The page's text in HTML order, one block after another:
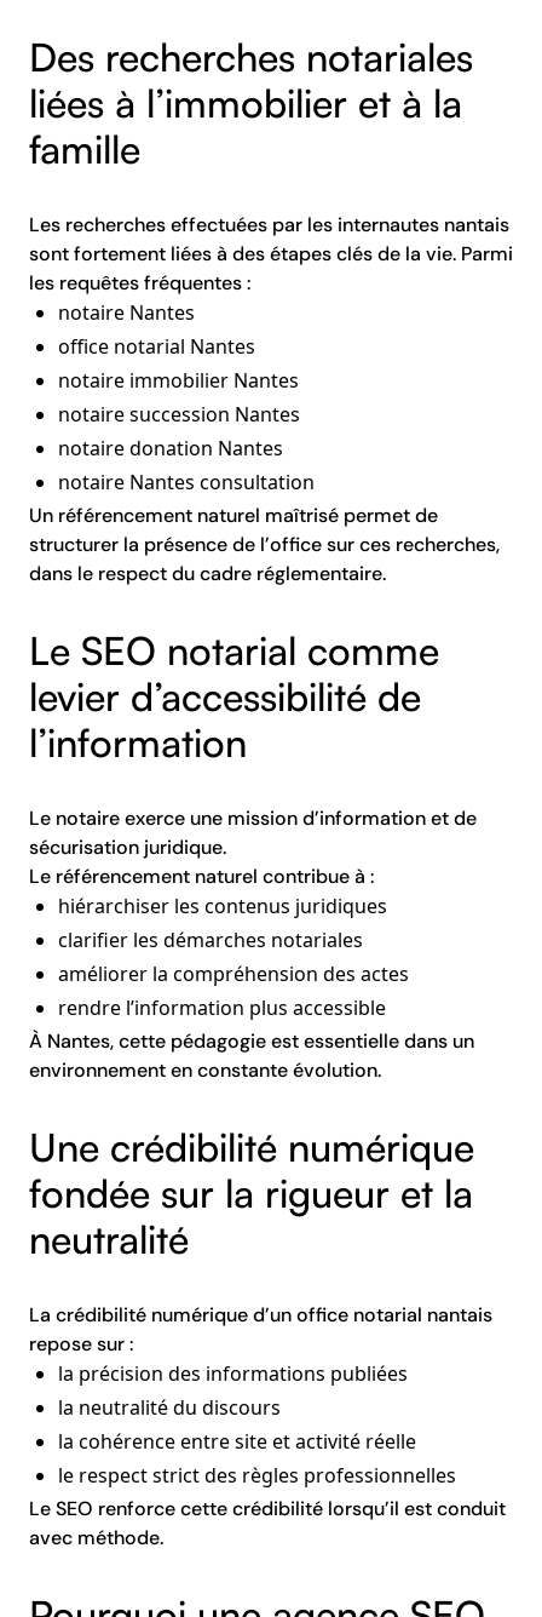
Des recherches notariales
liées à l’immobilier et à la
famille
Les recherches effectuées par les internautes nantais
sont fortement liées à des étapes clés de la vie. Parmi
les requêtes fréquentes :
notaire Nantes
office notarial Nantes
notaire immobilier Nantes
notaire succession Nantes
notaire donation Nantes
notaire Nantes consultation
Un référencement naturel maîtrisé permet de
structurer la présence de l’office sur ces recherches,
dans le respect du cadre réglementaire.
Le SEO notarial comme
levier d’accessibilité de
l’information
Le notaire exerce une mission d’information et de
sécurisation juridique.
Le référencement naturel contribue à :
hiérarchiser les contenus juridiques
clarifier les démarches notariales
améliorer la compréhension des actes
rendre l’information plus accessible
À Nantes, cette pédagogie est essentielle dans un
environnement en constante évolution.
Une crédibilité numérique
fondée sur la rigueur et la
neutralité
La crédibilité numérique d’un office notarial nantais
repose sur :
la précision des informations publiées
la neutralité du discours
la cohérence entre site et activité réelle
le respect strict des règles professionnelles
Le SEO renforce cette crédibilité lorsqu’il est conduit
avec méthode.